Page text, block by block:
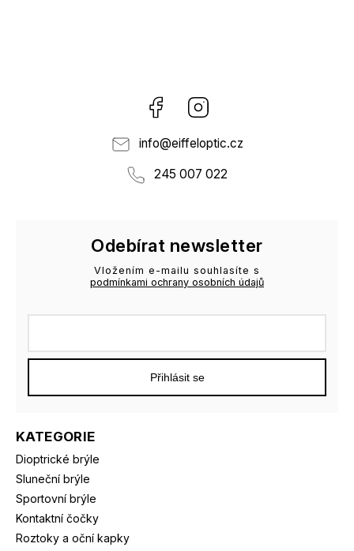
Facebook
info@eiffeloptic.cz
245 007 022
KATEGORIE
Dioptrické brýle
Sluneční brýle
Sportovní brýle
Kontaktní čočky
Roztoky a oční kapky
Odebírat newsletter
Vložením e-mailu souhlasíte s
podmínkami ochrany osobních údajů
Přihlásit se